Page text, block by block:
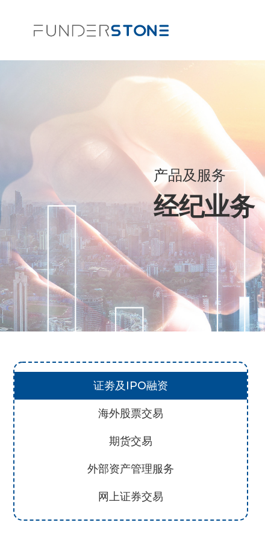
产品及服务
经纪业务
证劵及IPO融资
海外股票交易
期货交易
外部资产管理服务
网上证券交易